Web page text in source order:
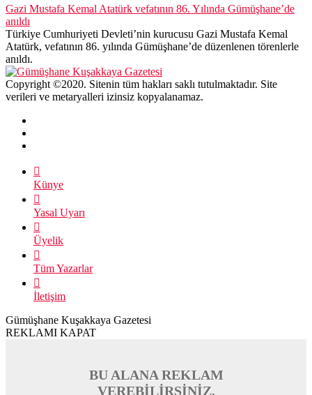
Gazi Mustafa Kemal Atatürk vefatının 86. Yılında Gümüşhane’de
anıldı
Türkiye Cumhuriyeti Devleti’nin kurucusu Gazi Mustafa Kemal
Atatürk, vefatının 86. yılında Gümüşhane’de düzenlenen törenlerle
anıldı.
Copyright ©2020. Sitenin tüm hakları saklı tutulmaktadır. Site
verileri ve metaryalleri izinsiz kopyalanamaz.
Künye
Yasal Uyarı
Üyelik
Tüm Yazarlar
İletişim
Gümüşhane Kuşakkaya Gazetesi
REKLAMI KAPAT
BU ALANA REKLAM
VEREBİLİRSİNİZ.